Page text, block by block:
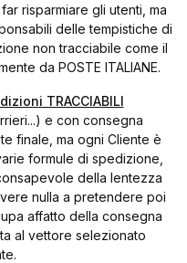
risparmiare gli utenti, ma
delle tempistiche di
non tracciabile come il
da POSTE ITALIANE.
TRACCIABILI
e con consegna
finale, ma ogni Cliente è
formule di spedizione,
della lentezza
nulla a pretendere poi
affatto della consegna
al vettore selezionato